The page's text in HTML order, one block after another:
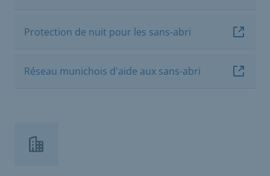
Protection de nuit pour les sans-abri
Réseau munichois d'aide aux sans-abri